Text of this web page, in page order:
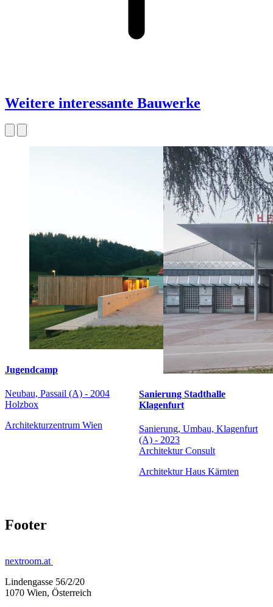
Weitere interessante Bauwerke
Jugendcamp
Neubau, Passail (A) - 2004
Holzbox
Architekturzentrum Wien
Sanierung Stadthalle
Klagenfurt
Sanierung, Umbau, Klagenfurt
(A) - 2023
Architektur Consult
Architektur Haus Kärnten
Footer
nextroom.at
Lindengasse 56/2/20
1070 Wien, Österreich